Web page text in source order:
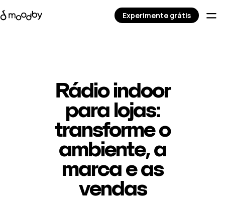
Rádio indoor
para lojas:
transforme o
ambiente, a
marca e as
vendas
Experimente grátis